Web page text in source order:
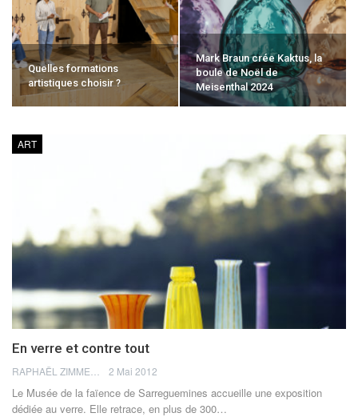
Quelles formations
artistiques choisir ?
Mark Braun crée Kaktus, la
boule de Noël de
Meisenthal 2024
ART
En verre et contre tout
2 Mai 2012
Le Musée de la faïence de Sarreguemines accueille une exposition
dédiée au verre. Elle retrace, en plus de 300…